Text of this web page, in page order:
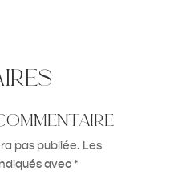
pas publiée. Les
avec*